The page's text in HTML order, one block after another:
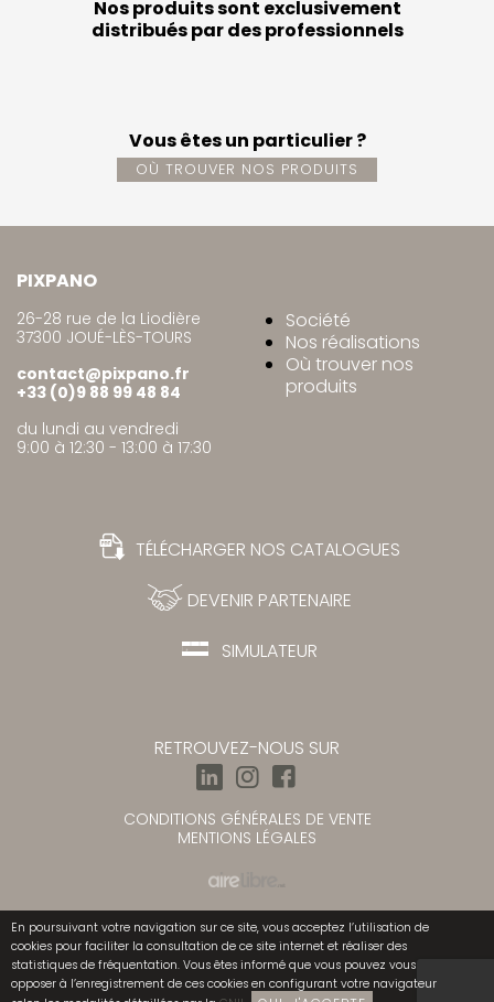
Nos produits sont exclusivement
distribués par des professionnels
Vous êtes un particulier ?
OÙ TROUVER NOS PRODUITS
PIXPANO
26-28 rue de la Liodière
37300 JOUÉ-LÈS-TOURS
contact@pixpano.fr
+33 (0)9 88 99 48 84
du lundi au vendredi
9:00 à 12:30 - 13:00 à 17:30
Société
Nos réalisations
Où trouver nos
produits
TÉLÉCHARGER NOS CATALOGUES
DEVENIR PARTENAIRE
SIMULATEUR
RETROUVEZ-NOUS SUR
CONDITIONS GÉNÉRALES DE VENTE
MENTIONS LÉGALES
En poursuivant votre navigation sur ce site, vous acceptez l’utilisation de
cookies pour faciliter la consultation de ce site internet et réaliser des
statistiques de fréquentation. Vous êtes informé que vous pouvez vous
opposer à l’enregistrement de ces cookies en configurant votre navigateur